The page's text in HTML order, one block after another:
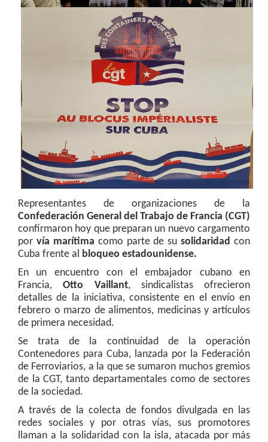
Representantes de organizaciones de la
Confederación General del Trabajo de Francia (CGT)
confirmaron hoy que preparan un nuevo cargamento
por vía marítima como parte de susolidaridad con
Cuba frente al bloqueo estadounidense.
En un encuentro con el embajador cubano en
Francia,Otto Vaillant, sindicalistas ofrecieron
detalles de la iniciativa, consistente en el envío en
febrero o marzo de alimentos, medicinas y artículos
de primera necesidad.
Se trata de la continuidad de la operación
Contenedores para Cuba, lanzada por la Federación
de Ferroviarios, a la que se sumaron muchos gremios
de la CGT, tanto departamentales como de sectores
de la sociedad.
A través de la colecta de fondos divulgada en las
redes sociales y por otras vías, sus promotores
llaman a la solidaridad con la isla, atacada por más